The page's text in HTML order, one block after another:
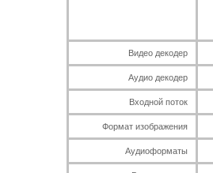
Видео декодер
Аудио декодер
Входной поток
Формат изображения
Аудиоформаты